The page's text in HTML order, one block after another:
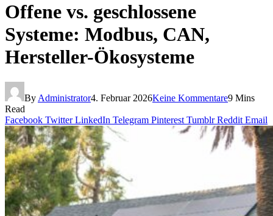
Offene vs. geschlossene
Systeme: Modbus, CAN,
Hersteller-Ökosysteme
By Administrator4. Februar 2026Keine Kommentare9 Mins
Read
Facebook Twitter LinkedIn Telegram Pinterest Tumblr Reddit Email